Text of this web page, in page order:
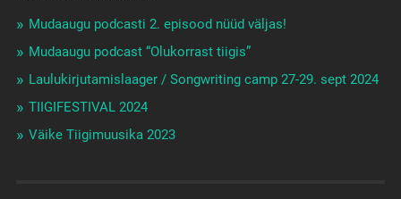
Mudaaugu podcasti 2. episood nüüd väljas!
Mudaaugu podcast “Olukorrast tiigis”
Laulukirjutamislaager / Songwriting camp 27-29. sept 2024
TIIGIFESTIVAL 2024
Väike Tiigimuusika 2023